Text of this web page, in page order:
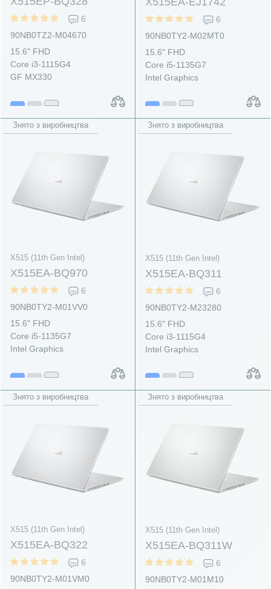
6
90NB0TZ2-M04670
15.6" FHD
Core i3-1115G4
GF MX330
6
90NB0TY2-M02MT0
15.6" FHD
Core i5-1135G7
Intel Graphics
Знято з виробництва
X515 (11th Gen Intel)
X515EA-BQ970
6
90NB0TY2-M01VV0
15.6" FHD
Core i5-1135G7
Intel Graphics
Знято з виробництва
X515 (11th Gen Intel)
X515EA-BQ311
6
90NB0TY2-M23280
15.6" FHD
Core i3-1115G4
Intel Graphics
Знято з виробництва
X515 (11th Gen Intel)
X515EA-BQ322
6
90NB0TY2-M01VM0
Знято з виробництва
X515 (11th Gen Intel)
X515EA-BQ311W
6
90NB0TY2-M01M10